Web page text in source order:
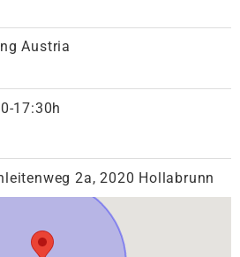
Austria
17:30h
2a, 2020 Hollabrunn